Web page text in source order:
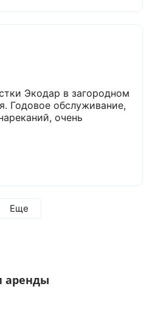
я поставил,
запахи. Вода стала
вкус. Полностью
с Компанией
Экодар в загородном
Годовое обслуживание,
очень
Еще
аренды